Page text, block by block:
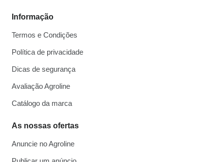
Informação
Termos e Condições
Política de privacidade
Dicas de segurança
Avaliação Agroline
Catálogo da marca
As nossas ofertas
Anuncie no Agroline